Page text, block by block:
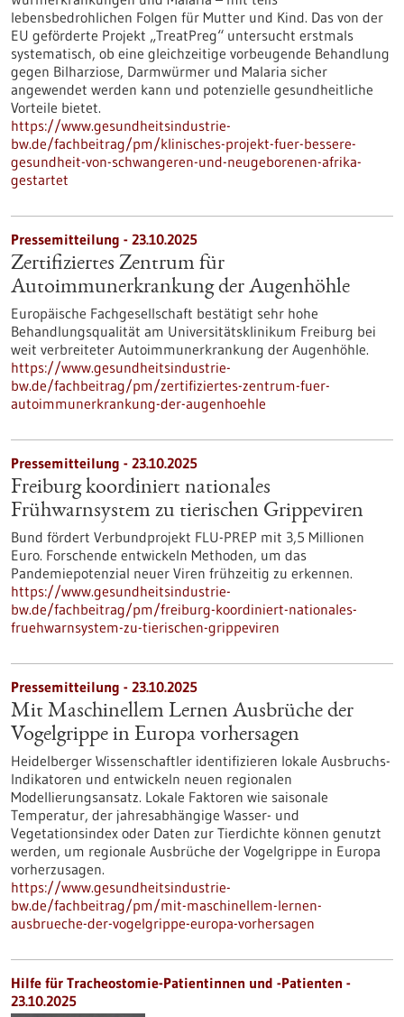
lebensbedrohlichen Folgen für Mutter und Kind. Das von der
EU geförderte Projekt „TreatPreg“ untersucht erstmals
systematisch, ob eine gleichzeitige vorbeugende Behandlung
gegen Bilharziose, Darmwürmer und Malaria sicher
angewendet werden kann und potenzielle gesundheitliche
Vorteile bietet.
https://www.gesundheitsindustrie-
bw.de/fachbeitrag/pm/klinisches-projekt-fuer-bessere-
gesundheit-von-schwangeren-und-neugeborenen-afrika-
gestartet
Pressemitteilung - 23.10.2025
Zertifiziertes Zentrum für
Autoimmunerkrankung der Augenhöhle
Europäische Fachgesellschaft bestätigt sehr hohe
Behandlungsqualität am Universitätsklinikum Freiburg bei
weit verbreiteter Autoimmunerkrankung der Augenhöhle.
https://www.gesundheitsindustrie-
bw.de/fachbeitrag/pm/zertifiziertes-zentrum-fuer-
autoimmunerkrankung-der-augenhoehle
Pressemitteilung - 23.10.2025
Freiburg koordiniert nationales
Frühwarnsystem zu tierischen Grippeviren
Bund fördert Verbundprojekt FLU-PREP mit 3,5 Millionen
Euro. Forschende entwickeln Methoden, um das
Pandemiepotenzial neuer Viren frühzeitig zu erkennen.
https://www.gesundheitsindustrie-
bw.de/fachbeitrag/pm/freiburg-koordiniert-nationales-
fruehwarnsystem-zu-tierischen-grippeviren
Pressemitteilung - 23.10.2025
Mit Maschinellem Lernen Ausbrüche der
Vogelgrippe in Europa vorhersagen
Heidelberger Wissenschaftler identifizieren lokale Ausbruchs-
Indikatoren und entwickeln neuen regionalen
Modellierungsansatz. Lokale Faktoren wie saisonale
Temperatur, der jahresabhängige Wasser- und
Vegetationsindex oder Daten zur Tierdichte können genutzt
werden, um regionale Ausbrüche der Vogelgrippe in Europa
vorherzusagen.
https://www.gesundheitsindustrie-
bw.de/fachbeitrag/pm/mit-maschinellem-lernen-
ausbrueche-der-vogelgrippe-europa-vorhersagen
Hilfe für Tracheostomie-Patientinnen und -Patienten -
23.10.2025